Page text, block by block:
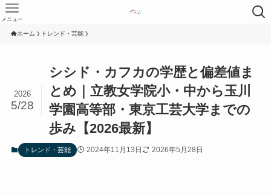
メニュー
ホーム トレンド・芸能
シシド・カフカの学歴と偏差値ま
とめ｜立教女学院小・中から玉川
学園高等部・東京工芸大学までの
歩み【2026最新】
2026
5/28
トレンド・芸能 2024年11月13日 2026年5月28日